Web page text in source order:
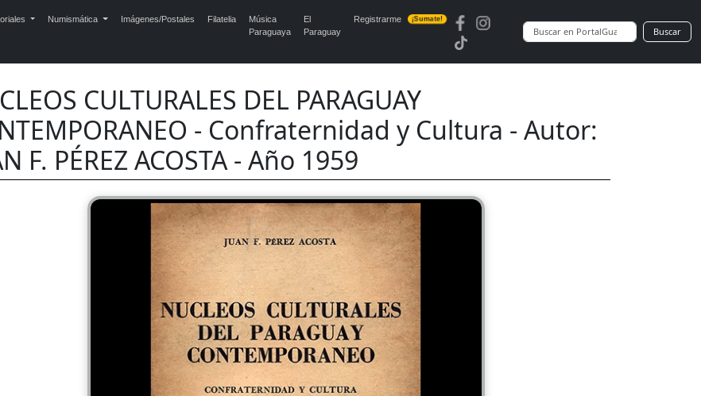
Numismática Imágenes/Postales Filatelia
Música
Paraguaya
El
Paraguay
Registrarme ¡Sumate!
Buscar
CULTURALES DEL PARAGUAY
- Confraternidad y Cultura - Autor:
F. PÉREZ ACOSTA - Año 1959